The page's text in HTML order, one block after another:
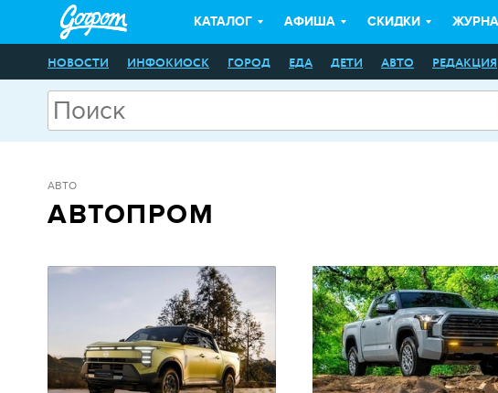
КАТАЛОГ АФИША СКИДКИ
НОВОСТИ ИНФОКИОСК ГОРОД ЕДА ДЕТИ АВТО РЕДАКЦИЯ
АВТО
АВТОПРОМ